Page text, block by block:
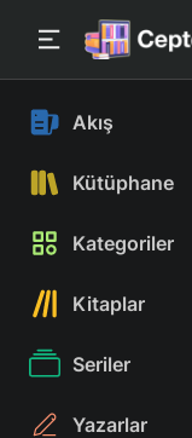
Akış
Kütüphane
Kategoriler
Kitaplar
Seriler
Yazarlar